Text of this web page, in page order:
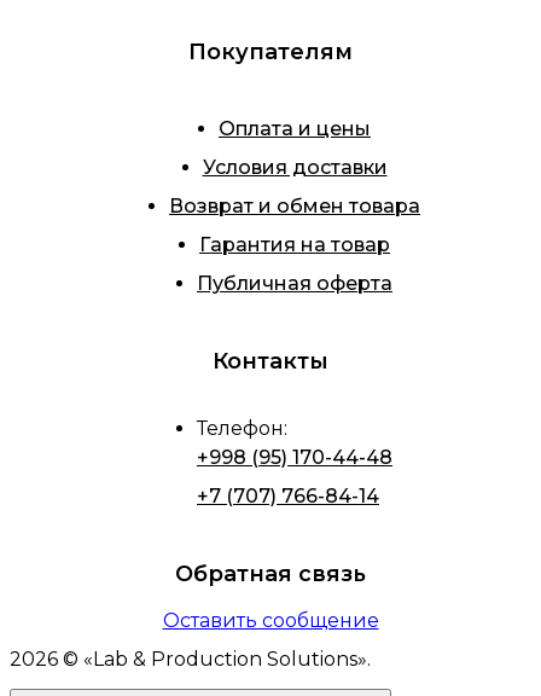
Покупателям
Оплата и цены
Условия доставки
Возврат и обмен товара
Гарантия на товар
Публичная оферта
Контакты
Телефон:
+998 (95) 170-44-48
+7 (707) 766-84-14
Обратная связь
Оставить сообщение
2026 © « Lab & Production Solutions».